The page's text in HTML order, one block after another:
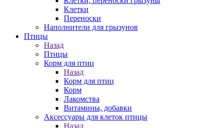
Клетки
Переноски
Наполнители для грызунов
Птицы
Назад
Птицы
Корм для птиц
Назад
Корм для птиц
Корм
Лакомства
Витамины, добавки
Аксессуары для клеток птицы
Назад